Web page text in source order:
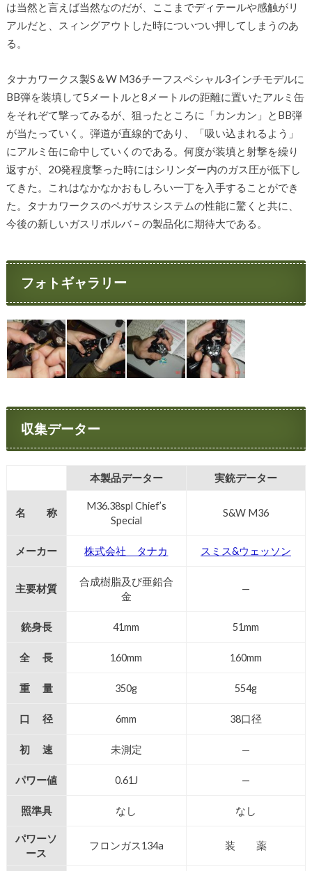
は当然と言えば当然なのだが、ここまでディテールや感触がリ
アルだと、スィングアウトした時についつい押してしまうのあ
る。
タナカワークス製S＆W M36チーフスペシャル3インチモデルに
BB弾を装填して5メートルと8メートルの距離に置いたアルミ缶
をそれぞて撃ってみるが、狙ったところに「カンカン」とBB弾
が当たっていく。弾道が直線的であり、「吸い込まれるよう」
にアルミ缶に命中していくのである。何度が装填と射撃を繰り
返すが、20発程度撃った時にはシリンダー内のガス圧が低下し
てきた。これはなかなかおもしろい一丁を入手することができ
た。タナカワークスのペガサスシステムの性能に驚くと共に、
今後の新しいガスリボルバ－の製品化に期待大である。
フォトギャラリー
収集データー
本製品データー 実銃データー
名 称
M36.38spl Chief’s
Special
S&W M36
メーカー 株式会社 タナカ スミス&ウェッソン
主要材質
合成樹脂及び亜鉛合
金
—
銃身長 41mm 51mm
全 長 160mm 160mm
重 量 350g 554g
口 径 6mm 38口径
初 速 未測定 —
パワー値 0.61J —
照準具 なし なし
パワーソ
ース
フロンガス134a 装 薬